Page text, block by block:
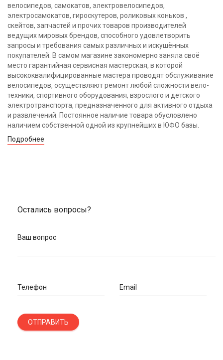
велосипедов, самокатов, электровелосипедов,
электросамокатов, гироскутеров, роликовых коньков ,
скейтов, запчастей и прочих товаров производителей
ведущих мировых брендов, способного удовлетворить
запросы и требования самых различных и искушённых
покупателей. В самом магазине закономерно заняла своё
место гарантийная сервисная мастерская, в которой
высококвалифицированные мастера проводят обслуживание
велосипедов, осуществляют ремонт любой сложности вело-
техники, спортивного оборудования, взрослого и детского
электротранспорта, предназначенного для активного отдыха
и развлечений. Постоянное наличие товара обусловлено
наличием собственной одной из крупнейших в ЮФО базы.
Подробнее
Остались вопросы?
Ваш вопрос
Телефон Email
ОТПРАВИТЬ